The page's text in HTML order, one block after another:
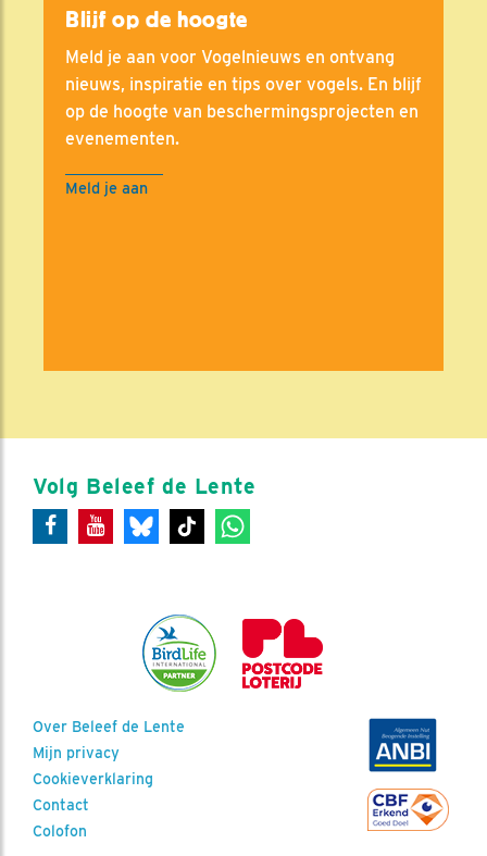
Blijf op de hoogte
Meld je aan voor Vogelnieuws en ontvang
nieuws, inspiratie en tips over vogels. En blijf
op de hoogte van beschermingsprojecten en
evenementen.
Meld je aan
Volg Beleef de Lente
Over Beleef de Lente
Mijn privacy
Cookieverklaring
Contact
Colofon